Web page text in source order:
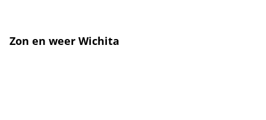
Zon en weer Wichita